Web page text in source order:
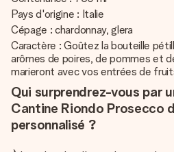
Pays d'origine : Italie
Cépage : chardonnay, glera
Caractère : Goûtez la bouteille
arômes de poires, de pommes et
marieront avec vos entrées de
Qui surprendrez-vous par
Cantine Riondo Prosecco
personnalisé ?